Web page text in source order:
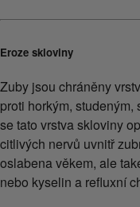
Eroze skloviny
Zuby jsou chráněny
proti horkým,
se tato vrstva skloviny
citlivých nervů uvnitř
oslabena věkem, ale
nebo kyselin a refluxní